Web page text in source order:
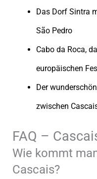
Das Dorf Sintra
São Pedro
Cabo da Roca,
europäischen
Der
zwischen
FAQ –
Wie kommt
Cascais?